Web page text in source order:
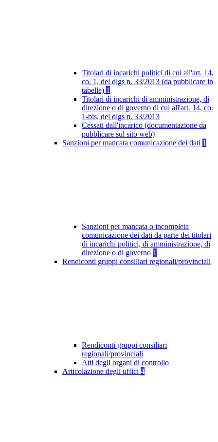
Titolari di incarichi politici di cui all'art. 14,
co. 1, del dlgs n. 33/2013 (da pubblicare in
tabelle) 1
Titolari di incarichi di amministrazione, di
direzione o di governo di cui all'art. 14, co.
1-bis, del dlgs n. 33/2013
Cessati dall'incarico (documentazione da
pubblicare sul sito web)
Sanzioni per mancata comunicazione dei dati 1
Sanzioni per mancata o incompleta
comunicazione dei dati da parte dei titolari
di incarichi politici, di amministrazione, di
direzione o di governo 1
Rendiconti gruppi consiliari regionali/provinciali
Rendiconti gruppi consiliari
regionali/provinciali
Atti degli organi di controllo
Articolazione degli uffici 4